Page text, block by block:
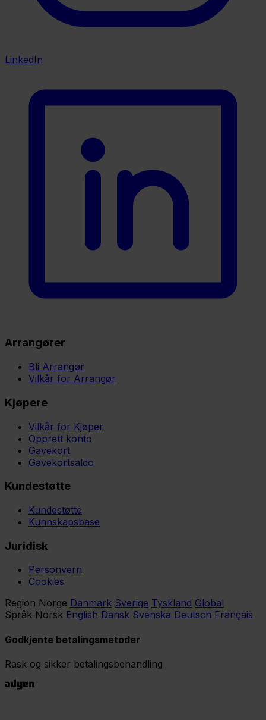
LinkedIn
Arrangører
Bli Arrangør
Vilkår for Arrangør
Kjøpere
Vilkår for Kjøper
Opprett konto
Gavekort
Gavekortsaldo
Kundestøtte
Kundestøtte
Kunnskapsbase
Juridisk
Personvern
Cookies
Region Norge Danmark Sverige Tyskland Global
Språk Norsk English Dansk Svenska Deutsch Français
Godkjente betalingsmetoder
Rask og sikker betalingsbehandling